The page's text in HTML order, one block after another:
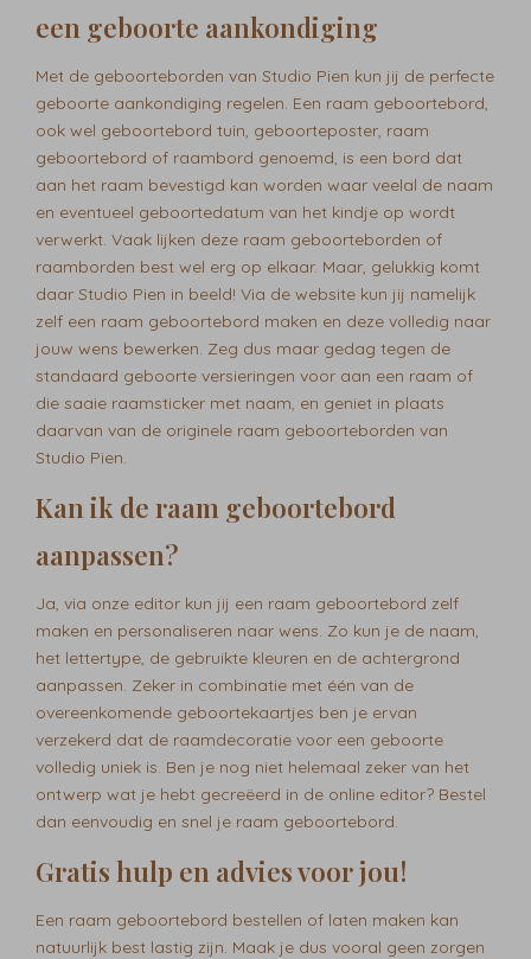
een geboorte aankondiging
Met de geboorteborden van Studio Pien kun jij de perfecte
geboorte aankondiging regelen. Een raam geboortebord,
ook wel geboortebord tuin, geboorteposter, raam
geboortebord of raambord genoemd, is een bord dat
aan het raam bevestigd kan worden waar veelal de naam
en eventueel geboortedatum van het kindje op wordt
verwerkt. Vaak lijken deze raam geboorteborden of
raamborden best wel erg op elkaar. Maar, gelukkig komt
daar Studio Pien in beeld! Via de website kun jij namelijk
zelf een raam geboortebord maken en deze volledig naar
jouw wens bewerken. Zeg dus maar gedag tegen de
standaard geboorte versieringen voor aan een raam of
die saaie raamsticker met naam, en geniet in plaats
daarvan van de originele raam geboorteborden van
Studio Pien.
Kan ik de raam geboortebord
aanpassen?
Ja, via onze editor kun jij een raam geboortebord zelf
maken en personaliseren naar wens. Zo kun je de naam,
het lettertype, de gebruikte kleuren en de achtergrond
aanpassen. Zeker in combinatie met één van de
overeenkomende geboortekaartjes ben je ervan
verzekerd dat de raamdecoratie voor een geboorte
volledig uniek is. Ben je nog niet helemaal zeker van het
ontwerp wat je hebt gecreëerd in de online editor? Bestel
dan eenvoudig en snel je raam geboortebord.
Gratis hulp en advies voor jou!
Een raam geboortebord bestellen of laten maken kan
natuurlijk best lastig zijn. Maak je dus vooral geen zorgen